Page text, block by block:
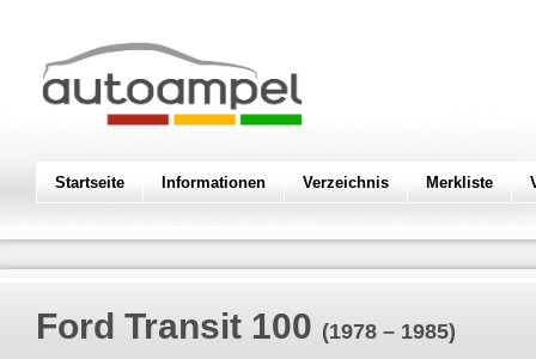
Startseite Informationen Verzeichnis Merkliste
Ford Transit 100 (1978 – 1985)